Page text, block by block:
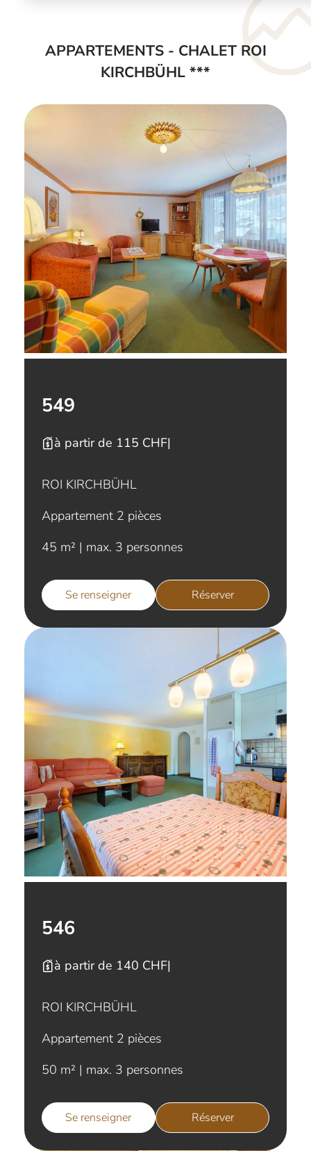
APPARTEMENTS - CHALET ROI
KIRCHBÜHL ***
549
à partir de 115 CHF|
ROI KIRCHBÜHL
Appartement 2 pièces
45 m² | max. 3 personnes
Se renseigner Réserver
546
à partir de 140 CHF|
ROI KIRCHBÜHL
Appartement 2 pièces
50 m² | max. 3 personnes
Se renseigner Réserver